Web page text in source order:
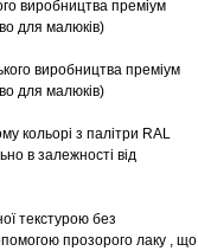
виробництва преміум
для малюків)
виробництва преміум
для малюків)
кольорі з палітри RAL
в залежності від
текстурою без
прозорого лаку , що